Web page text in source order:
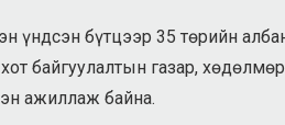
үндсэн бүтцээр 35 төрийн
байгуулалтын газар,
ажиллаж байна.